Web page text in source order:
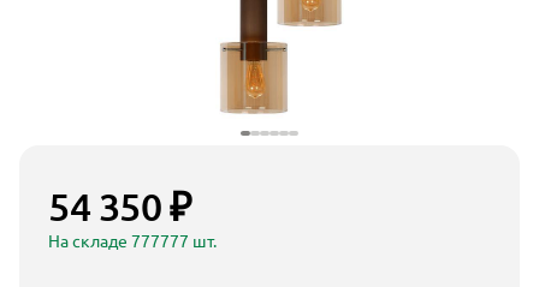
54 350 ₽
На складе 777777 шт.